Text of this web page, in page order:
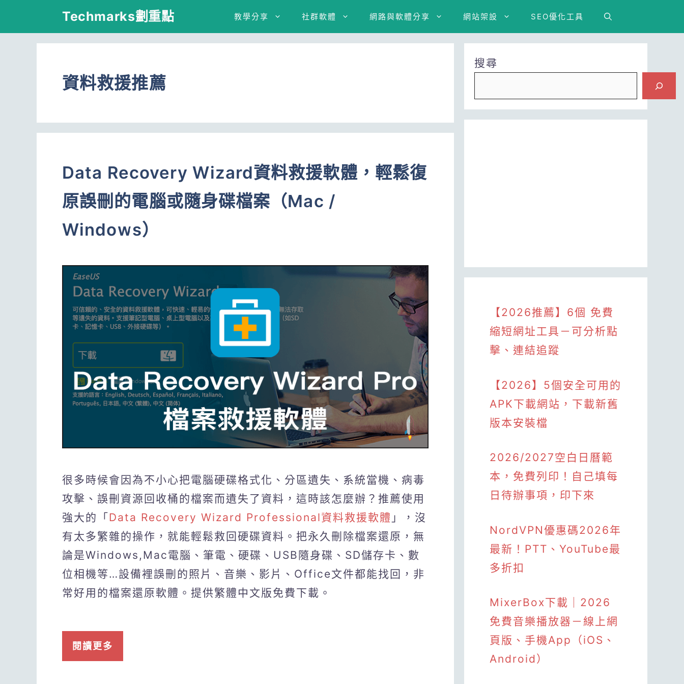
Techmarks劃重點 教學分享 社群軟體 網路與軟體分享 網站架設 SEO優化工具
資料救援推薦
Data Recovery Wizard資料救援軟體，輕鬆復
原誤刪的電腦或隨身碟檔案（Mac /
Windows）
很多時候會因為不小心把電腦硬碟格式化、分區遺失、系統當機、病毒
攻擊、誤刪資源回收桶的檔案而遺失了資料，這時該怎麼辦？推薦使用
強大的「Data Recovery Wizard Professional資料救援軟體 」，沒
有太多繁雜的操作，就能輕鬆救回硬碟資料。把永久刪除檔案還原，無
論是Windows,Mac電腦、筆電、硬碟、USB隨身碟、SD儲存卡、數
位相機等…設備裡誤刪的照片、音樂、影片、Office文件都能找回，非
常好用的檔案還原軟體。提供繁體中文版免費下載。
閱讀更多
搜尋
【2026推薦】6個 免費
縮短網址工具－可分析點
擊、連結追蹤
【2026】5個安全可用的
APK下載網站，下載新舊
版本安裝檔
2026/2027空白日曆範
本，免費列印！自己填每
日待辦事項，印下來
NordVPN優惠碼2026年
最新！PTT、YouTube最
多折扣
MixerBox下載｜2026
免費音樂播放器－線上網
頁版、手機App（iOS、
Android）